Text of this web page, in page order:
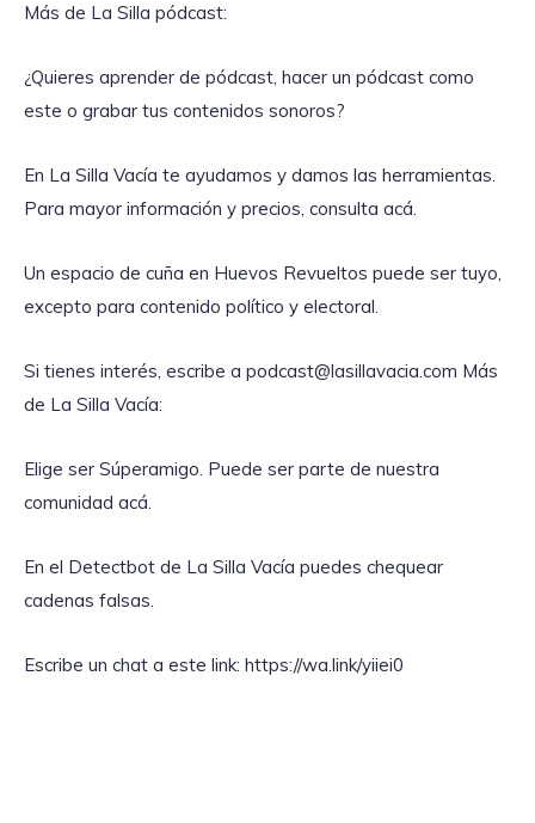
Más de La Silla pódcast:
¿Quieres aprender de pódcast, hacer un pódcast como
este o grabar tus contenidos sonoros?
En La Silla Vacía te ayudamos y damos las herramientas.
Para mayor información y precios, consulta acá.
Un espacio de cuña en Huevos Revueltos puede ser tuyo,
excepto para contenido político y electoral.
Si tienes interés, escribe a podcast@lasillavacia.com Más
de La Silla Vacía:
Elige ser Súperamigo. Puede ser parte de nuestra
comunidad acá.
En el Detectbot de La Silla Vacía puedes chequear
cadenas falsas.
Escribe un chat a este link: https://wa.link/yiiei0